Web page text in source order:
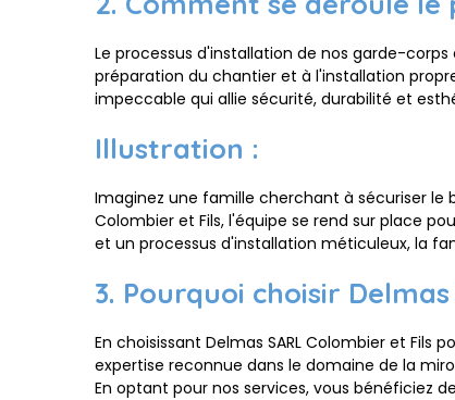
Le processus d'installation de nos garde-
préparation du chantier et à l'installation
impeccable qui allie sécurité, durabilité et
Illustration :
Imaginez une famille cherchant à sécuriser le
Colombier et Fils, l'équipe se rend sur place
et un processus d'installation méticuleux, la
3. Pourquoi choisir
En choisissant Delmas SARL Colombier et
expertise reconnue dans le domaine de la
En optant pour nos services, vous bénéficiez